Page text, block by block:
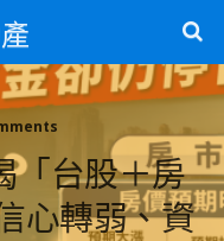
「台股＋房
心轉弱、資